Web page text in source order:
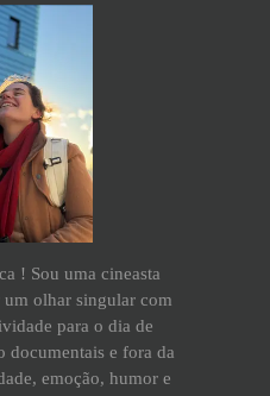
! Sou uma cineasta
olhar singular com
para o dia de
documentais e fora da
emoção, humor e